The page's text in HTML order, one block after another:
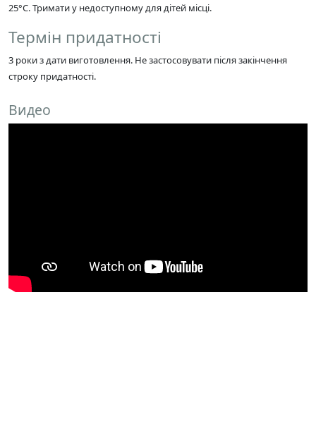
25°C. Тримати у недоступному для дітей місці.
Термін придатності
3 роки з дати виготовлення. Не застосовувати після закінчення
строку придатності.
Видео